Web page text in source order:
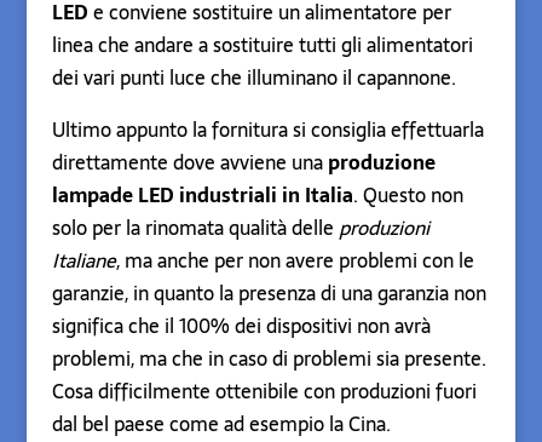
LEDe conviene sostituire un alimentatore per
linea che andare a sostituire tutti gli alimentatori
dei vari punti luce che illuminano il capannone.
Ultimo appunto la fornitura si consiglia effettuarla
direttamente dove avviene unaproduzione
lampade LED industriali in Italia. Questo non
solo per la rinomata qualità delle produzioni
Italiane, ma anche per non avere problemi con le
garanzie, in quanto la presenza di una garanzia non
significa che il 100% dei dispositivi non avrà
problemi, ma che in caso di problemi sia presente.
Cosa difficilmente ottenibile con produzioni fuori
dal bel paese come ad esempio la Cina.